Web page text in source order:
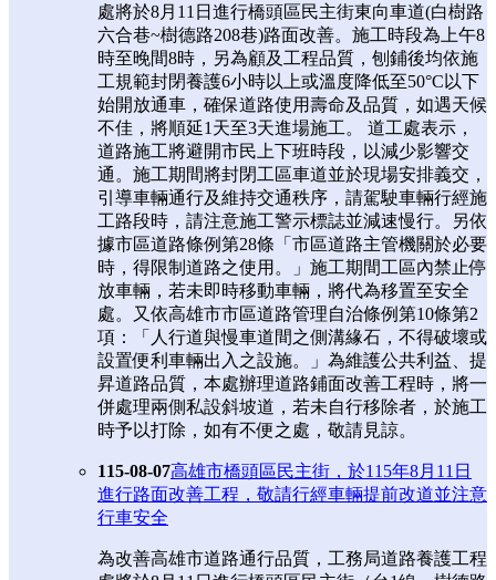
處將於8月11日進行橋頭區民主街東向車道(白樹路
六合巷~樹德路208巷)路面改善。施工時段為上午8
時至晚間8時，另為顧及工程品質，刨鋪後均依施
工規範封閉養護6小時以上或溫度降低至50°C以下
始開放通車，確保道路使用壽命及品質，如遇天候
不佳，將順延1天至3天進場施工。 道工處表示，
道路施工將避開市民上下班時段，以減少影響交
通。施工期間將封閉工區車道並於現場安排義交，
引導車輛通行及維持交通秩序，請駕駛車輛行經施
工路段時，請注意施工警示標誌並減速慢行。另依
據市區道路條例第28條「市區道路主管機關於必要
時，得限制道路之使用。」施工期間工區內禁止停
放車輛，若未即時移動車輛，將代為移置至安全
處。又依高雄市市區道路管理自治條例第10條第2
項：「人行道與慢車道間之側溝緣石，不得破壞或
設置便利車輛出入之設施。」為維護公共利益、提
昇道路品質，本處辦理道路鋪面改善工程時，將一
併處理兩側私設斜坡道，若未自行移除者，於施工
時予以打除，如有不便之處，敬請見諒。
115-08-07高雄市橋頭區民主街，於115年8月11日
進行路面改善工程，敬請行經車輛提前改道並注意
行車安全
為改善高雄市道路通行品質，工務局道路養護工程